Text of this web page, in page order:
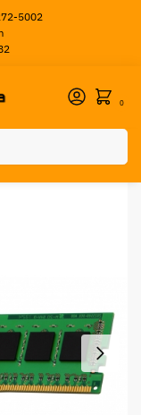
5002
0
2400MHz, 16GB, ECC, CL17